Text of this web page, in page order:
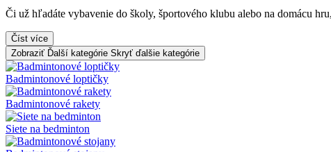
Či už hľadáte vybavenie do školy, športového klubu alebo na domácu
Číst více
Zobraziť Ďalší kategórie Skryť ďalšie kategórie
Badmintonové loptičky
Badmintonové rakety
Siete na bedminton